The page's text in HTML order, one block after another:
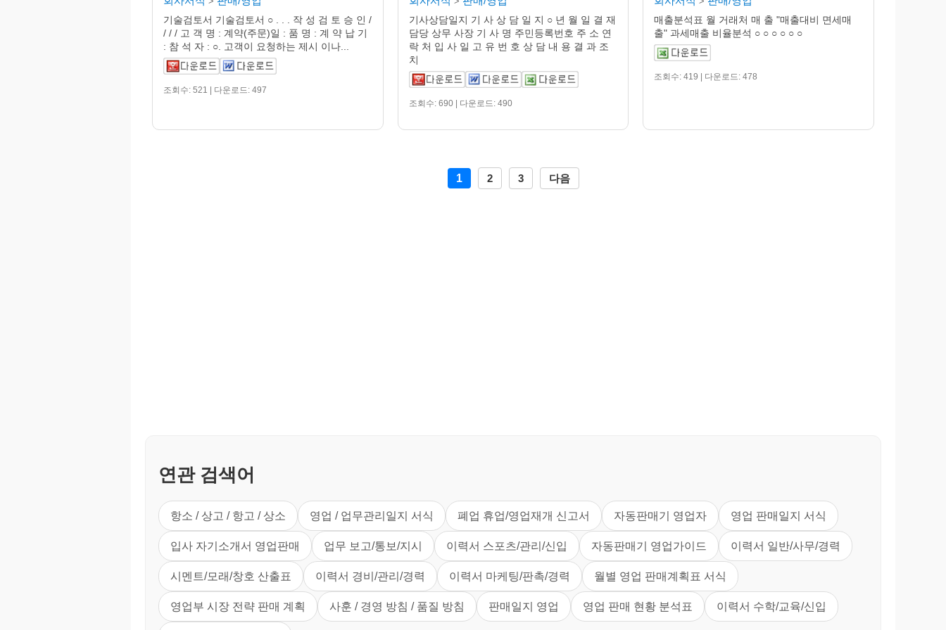
기술검토서 기술검토서 ○ . . . 작 성 검 토 승 인 /
/ / / 고 객 명 : 계약(주문)일 : 품 명 : 계 약 납 기
: 참 석 자 : ○. 고객이 요청하는 제시 이나...
조회수: 521 | 다운로드: 497
기사상담일지 기 사 상 담 일 지 ○ 년 월 일 결 재
담당 상무 사장 기 사 명 주민등록번호 주 소 연
락 처 입 사 일 고 유 번 호 상 담 내 용 결 과 조
치
조회수: 690 | 다운로드: 490
매출분석표 월 거래처 매 출 "매출대비 면세매
출" 과세매출 비율분석 ○ ○ ○ ○ ○ ○
조회수: 419 | 다운로드: 478
1 2 3 다음
연관 검색어
항소 / 상고 / 항고 / 상소 영업 / 업무관리일지 서식 폐업 휴업/영업재개 신고서 자동판매기 영업자 영업 판매일지 서식
입사 자기소개서 영업판매 업무 보고/통보/지시 이력서 스포츠/관리/신입 자동판매기 영업가이드 이력서 일반/사무/경력
시멘트/모래/창호 산출표 이력서 경비/관리/경력 이력서 마케팅/판촉/경력 월별 영업 판매계획표 서식
영업부 시장 전략 판매 계획 사훈 / 경영 방침 / 품질 방침 판매일지 영업 영업 판매 현황 분석표 이력서 수학/교육/신입